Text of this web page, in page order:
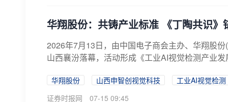
华翔股份：共铸产业标准 《丁陶共识
2026年7月13日，由中国电子商会主办、华翔股
山西襄汾落幕，活动形成《工业AI视觉检测产业
华翔股份 山西申智创视觉科技
工业AI视觉检测
证券时报网
07-15 09:45